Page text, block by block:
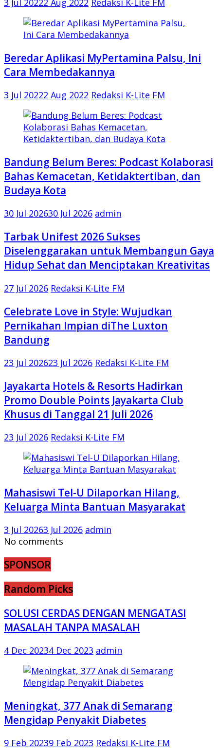
3 Jul 20222 Aug 2022 Redaksi K-Lite FM
Beredar Aplikasi MyPertamina Palsu, Ini
Cara Membedakannya
3 Jul 20222 Aug 2022 Redaksi K-Lite FM
Bandung Belum Beres: Podcast Kolaborasi
Bahas Kemacetan, Ketidaktertiban, dan
Budaya Kota
30 Jul 202630 Jul 2026 admin
Tarbak Unifest 2026 Sukses
Diselenggarakan untuk Membangun Gaya
Hidup Sehat dan Menciptakan Kreativitas
27 Jul 2026 Redaksi K-Lite FM
Celebrate Love in Style: Wujudkan
Pernikahan Impian diThe Luxton
Bandung
23 Jul 202623 Jul 2026 Redaksi K-Lite FM
Jayakarta Hotels & Resorts Hadirkan
Promo Double Points Jayakarta Club
Khusus di Tanggal 21 Juli 2026
23 Jul 2026 Redaksi K-Lite FM
Mahasiswi Tel-U Dilaporkan Hilang,
Keluarga Minta Bantuan Masyarakat
3 Jul 20263 Jul 2026 admin
No comments
SPONSOR
Random Picks
SOLUSI CERDAS DENGAN MENGATASI
MASALAH TANPA MASALAH
4 Dec 20234 Dec 2023 admin
Meningkat, 377 Anak di Semarang
Mengidap Penyakit Diabetes
9 Feb 20239 Feb 2023 Redaksi K-Lite FM